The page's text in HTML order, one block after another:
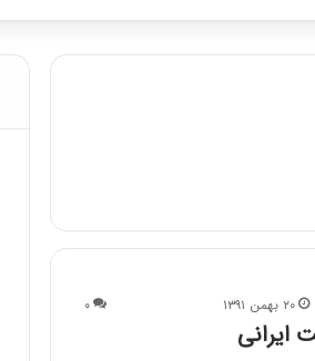
۲۰ بهمن ۱۳۹۱ ۰
ایرانی